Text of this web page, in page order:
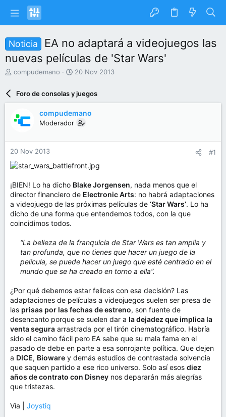
Noticia
EA no adaptará a videojuegos las
nuevas películas de 'Star Wars'
I
a
r
d
e
l
t
e
m
a
compudemano
F
c
h
d
e
n
o
20 Nov 2013
Foro de consolas y juegos
compudemano
Moderador
20 Nov 2013 #1
¡BIEN! Lo ha dicho Blake Jorgensen, nada menos que el
director financiero de Electronic Arts: no habrá adaptaciones
a videojuego de las próximas películas de ‘Star Wars’. Lo ha
dicho de una forma que entendemos todos, con la que
coincidimos todos.
“La belleza de la franquicia de Star Wars es tan amplia y
tan profunda, que no tienes que hacer un juego de la
película, se puede hacer un juego que esté centrado en el
mundo que se ha creado en torno a ella”.
¿Por qué debemos estar felices con esa decisión? Las
adaptaciones de películas a videojuegos suelen ser presa de
las prisas por las fechas de estreno, son fuente de
desencanto porque se suelen dar a la dejadez que implica la
venta segura arrastrada por el tirón cinematográfico. Habría
sido el camino fácil pero EA sabe que su mala fama en el
pasado de debe en parte a esa sonrojante política. Que dejen
a DICE, Bioware y demás estudios de contrastada solvencia
que saquen partido a ese rico universo. Solo así esos diez
años de contrato con Disney nos depararán más alegrías
que tristezas.
Vía | Joystiq